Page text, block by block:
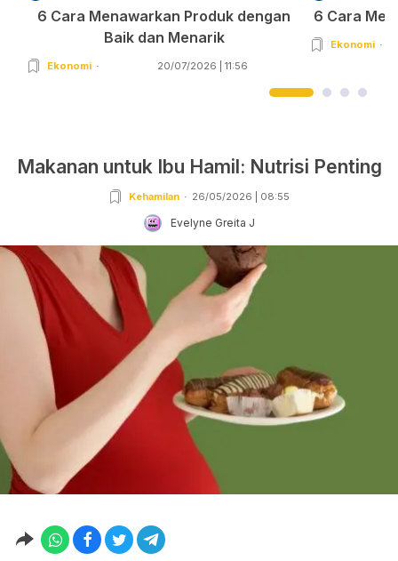
6 Cara Menawarkan Produk dengan
Baik dan Menarik
Ekonomi 20/07/2026 | 11:56
6 Cara
Ekonomi
Makanan untuk Ibu Hamil: Nutrisi Penting
Kehamilan 26/05/2026 | 08:55
Evelyne Greita J